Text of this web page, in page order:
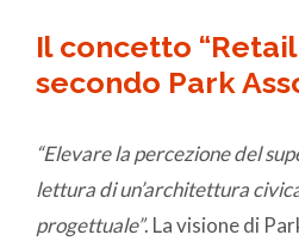
Il concetto
secondo Park
“Elevare la percezione del
lettura di un’architettura civica
progettuale”. La visione di